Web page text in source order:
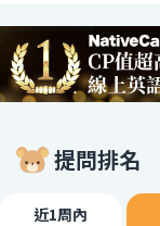
提問排名
近1周內